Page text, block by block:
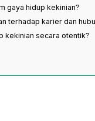
gaya hidup kekinian?
terhadap karier dan
kekinian secara otentik?